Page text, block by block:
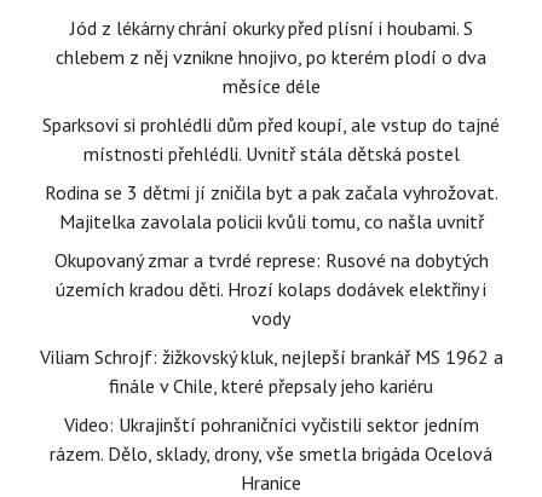
Jód z lékárny chrání okurky před plísní i houbami. S
chlebem z něj vznikne hnojivo, po kterém plodí o dva
měsíce déle
Sparksovi si prohlédli dům před koupí, ale vstup do tajné
místnosti přehlédli. Uvnitř stála dětská postel
Rodina se 3 dětmi jí zničila byt a pak začala vyhrožovat.
Majitelka zavolala policii kvůli tomu, co našla uvnitř
Okupovaný zmar a tvrdé represe: Rusové na dobytých
územích kradou děti. Hrozí kolaps dodávek elektřiny i
vody
Viliam Schrojf: žižkovský kluk, nejlepší brankář MS 1962 a
finále v Chile, které přepsaly jeho kariéru
Video: Ukrajinští pohraničníci vyčistili sektor jedním
rázem. Dělo, sklady, drony, vše smetla brigáda Ocelová
Hranice